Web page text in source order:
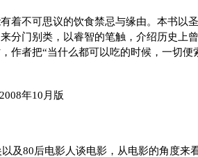
着不可思议的饮食禁忌与缘由。本书以
分门别类，以睿智的笔触，介绍历史上
作者把“当什么都可以吃的时候，一切便
年10月版
及80后电影人谈电影，从电影的角度来